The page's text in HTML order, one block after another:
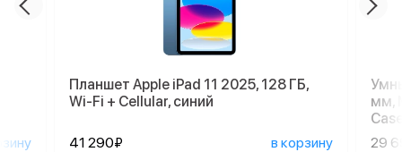
Планшет Apple iPad 11 2025, 128 ГБ,
Wi-Fi + Cellular, синий
41 290₽ в корзину
мм,
29